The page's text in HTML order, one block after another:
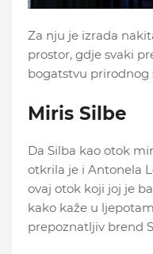
Za nju je izrada
prostor, gdje svaki
bogatstvu prirodnog
Miris Silbe
Da Silba kao otok
otkrila je i Antonela
ovaj otok koji joj je
kako kaže u
prepoznatljiv brend